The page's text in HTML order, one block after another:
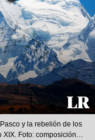
y la rebelión de los
Foto: composición